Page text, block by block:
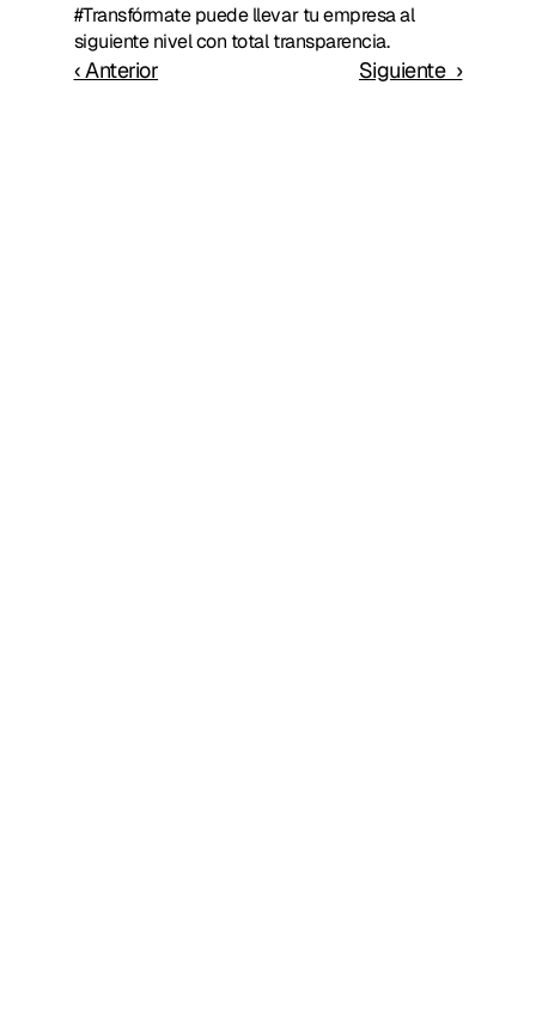
#Transfórmate puede llevar tu empresa al
siguiente nivel con total transparencia.
‹ Anterior Siguiente  ›